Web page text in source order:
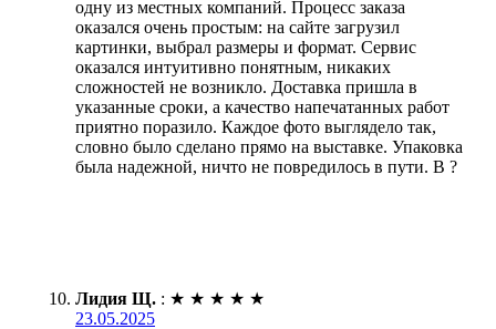
одну из местных компаний. Процесс заказа
оказался очень простым: на сайте загрузил
картинки, выбрал размеры и формат. Сервис
оказался интуитивно понятным, никаких
сложностей не возникло. Доставка пришла в
указанные сроки, а качество напечатанных работ
приятно поразило. Каждое фото выглядело так,
словно было сделано прямо на выставке. Упаковка
была надежной, ничто не повредилось в пути. В ?
Лидия Щ. : ★ ★ ★ ★ ★
23.05.2025